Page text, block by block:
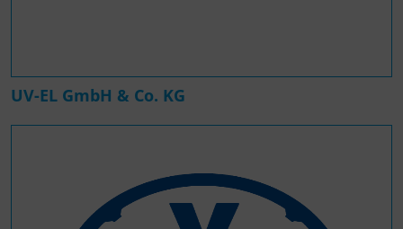
UV-EL GmbH & Co. KG